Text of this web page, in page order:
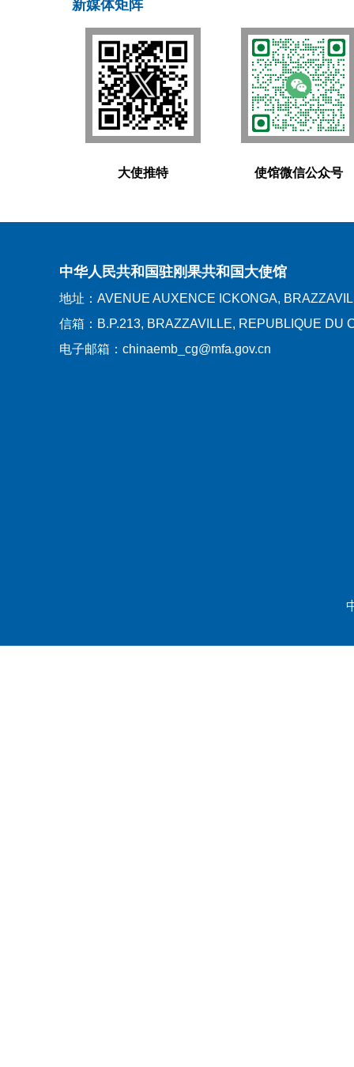
新媒体矩阵
大使推特 使馆微信公众号
中华人民共和国驻刚果共和国大使馆
地址：AVENUE AUXENCE ICKONGA,
信箱：B.P.213, BRAZZAVILLE, REPUBLIQUE DU
电子邮箱：chinaemb_cg@mfa.gov.cn